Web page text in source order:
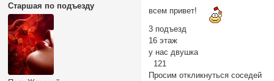
Старшая по подъезду
всем привет!
3 подъезд
16 этаж
у нас двушка
121
Просим откликнуться соседей